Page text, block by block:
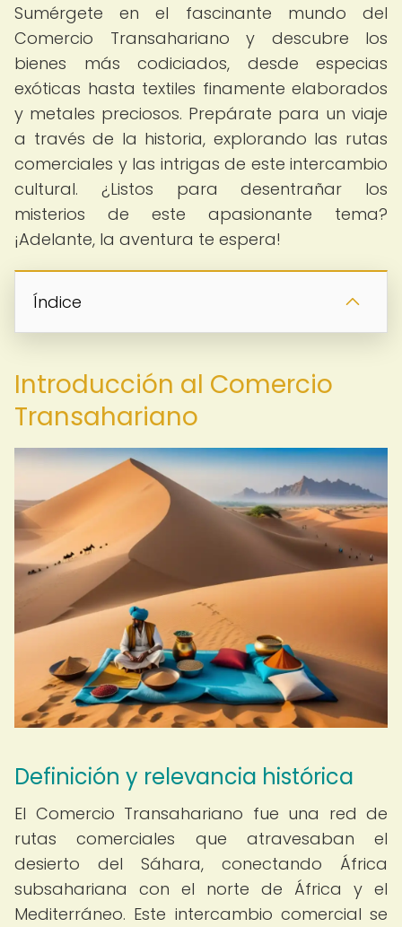
Sumérgete en el fascinante mundo del
Comercio Transahariano y descubre los
bienes más codiciados, desde especias
exóticas hasta textiles finamente elaborados
y metales preciosos. Prepárate para un viaje
a través de la historia, explorando las rutas
comerciales y las intrigas de este intercambio
cultural. ¿Listos para desentrañar los
misterios de este apasionante tema?
¡Adelante, la aventura te espera!
Índice
Introducción al Comercio
Transahariano
Definición y relevancia histórica
El Comercio Transahariano fue una red de
rutas comerciales que atravesaban el
desierto del Sáhara, conectando África
subsahariana con el norte de África y el
Mediterráneo. Este intercambio comercial se